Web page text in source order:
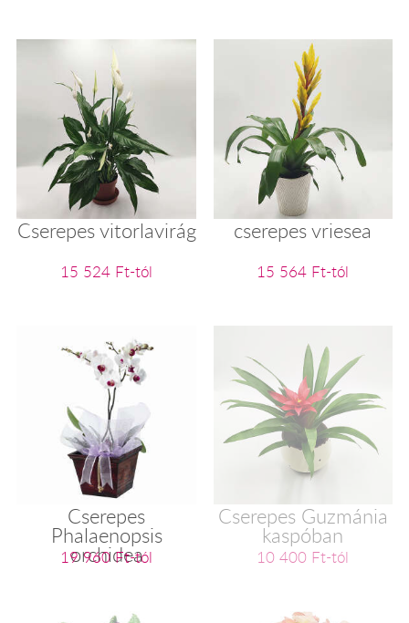
Cserepes vitorlavirág
15 524 Ft-tól
cserepes vriesea
15 564 Ft-tól
Cserepes
Phalaenopsis
orchidea
19 960 Ft-tól
Cserepes Guzmánia
kaspóban
10 400 Ft-tól